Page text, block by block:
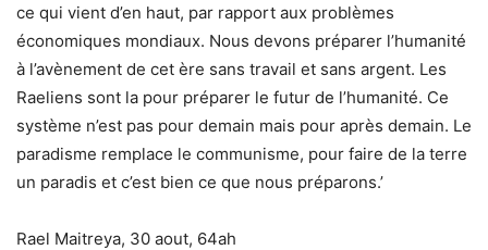
ce qui vient d’en haut, par rapport aux problèmes
économiques mondiaux. Nous devons préparer l’humanité
à l’avènement de cet ère sans travail et sans argent. Les
Raeliens sont la pour préparer le futur de l’humanité. Ce
système n’est pas pour demain mais pour après demain. Le
paradisme remplace le communisme, pour faire de la terre
un paradis et c’est bien ce que nous préparons.’
Rael Maitreya, 30 aout, 64ah